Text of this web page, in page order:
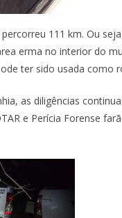
111 km. Ou
erma no interior do
ter sido usada como
as diligências
e Perícia Forense